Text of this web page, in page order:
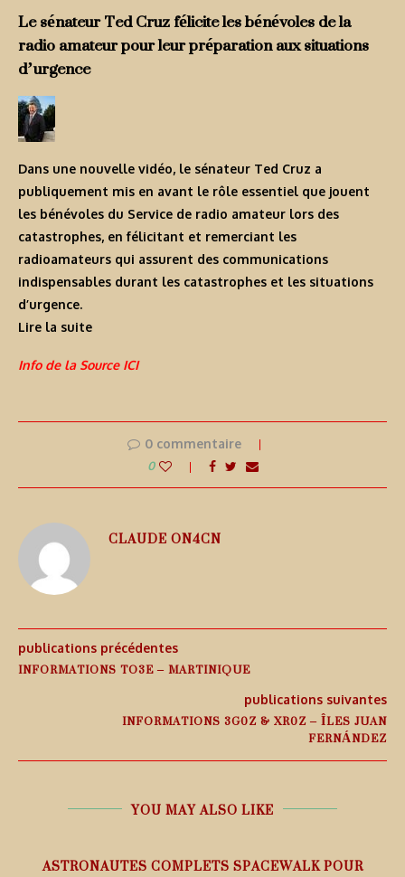
Le sénateur Ted Cruz félicite les bénévoles de la
radio amateur pour leur préparation aux situations
d’urgence
Dans une nouvelle vidéo, le sénateur Ted Cruz a
publiquement mis en avant le rôle essentiel que jouent
les bénévoles du Service de radio amateur lors des
catastrophes, en félicitant et remerciant les
radioamateurs qui assurent des communications
indispensables durant les catastrophes et les situations
d’urgence.
Lire la suite
Info de la Source ICI
0 commentaire
0
CLAUDE ON4CN
publications précédentes
INFORMATIONS TO3E – MARTINIQUE
publications suivantes
INFORMATIONS 3G0Z & XR0Z – ÎLES JUAN
FERNÁNDEZ
YOU MAY ALSO LIKE
ASTRONAUTES COMPLETS SPACEWALK POUR